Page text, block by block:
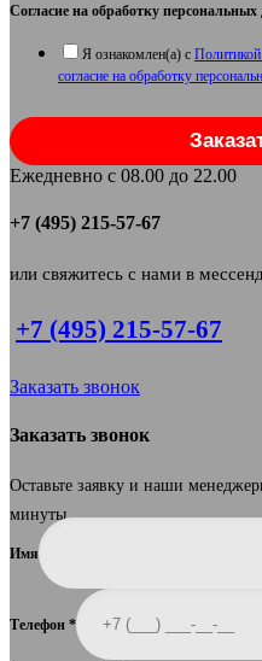
Согласие на обработку
Я ознакомлен(а) с
согласие на обработку
Ежедневно с 08.00 до 22.00
+7 (495) 215-57-67
или свяжитесь с нами в
+7 (495) 215-57-67
Заказать звонок
Заказать звонок
Оставьте заявку и наши
минуты.
Имя
Телефон *